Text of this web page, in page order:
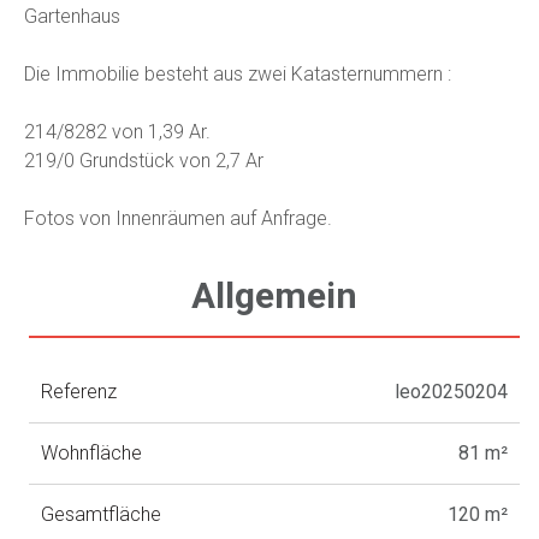
Gartenhaus
Die Immobilie besteht aus zwei Katasternummern :
214/8282 von 1,39 Ar.
219/0 Grundstück von 2,7 Ar
Fotos von Innenräumen auf Anfrage.
Allgemein
Referenz leo20250204
Wohnfläche 81 m²
Gesamtfläche 120 m²